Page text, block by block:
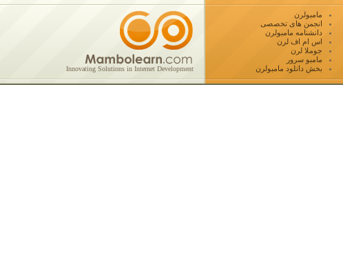
مامبولرن
انجمن های تخصصی
دانشنامه مامبولرن
اس ام اف لرن
جوملا لرن
مامبو سرور
بخش دانلود مامبولرن
Innovating Solutions in Internet Development